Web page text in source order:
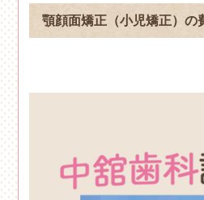
顎顔面矯正（小児矯正）の